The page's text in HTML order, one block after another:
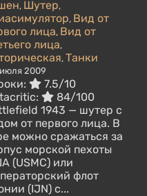
, Шутер,
, Вид от
лица, Вид от
лица,
, Танки
2009
7.5/10
84/100
1943 — шутер с
от первого лица. В
можно сражаться за
морской пехоты
(USMC) или
флот
(IJN) с...